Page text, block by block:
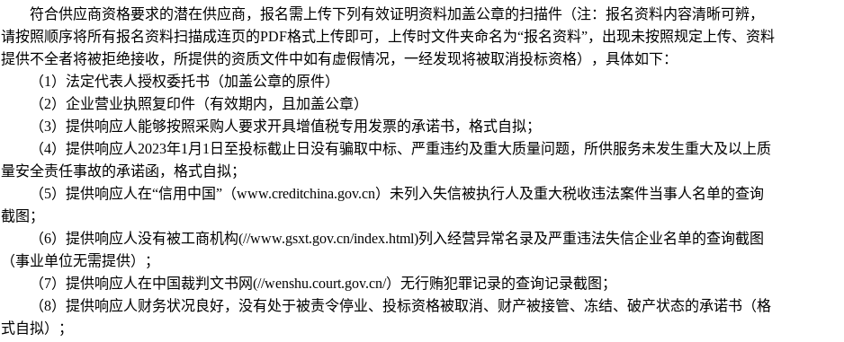
符合供应商资格要求的潜在供应商，报名需上传下列有效证明资料加盖公章的扫描件（注：报名资料内容清晰可辨，
请按照顺序将所有报名资料扫描成连页的PDF格式上传即可，上传时文件夹命名为“报名资料”，出现未按照规定上传、资料
提供不全者将被拒绝接收，所提供的资质文件中如有虚假情况，一经发现将被取消投标资格），具体如下：
（1）法定代表人授权委托书（加盖公章的原件）
（2）企业营业执照复印件（有效期内，且加盖公章）
（3）提供响应人能够按照采购人要求开具增值税专用发票的承诺书，格式自拟；
（4）提供响应人2023年1月1日至投标截止日没有骗取中标、严重违约及重大质量问题，所供服务未发生重大及以上质
量安全责任事故的承诺函，格式自拟；
（5）提供响应人在“信用中国”（www.creditchina.gov.cn）未列入失信被执行人及重大税收违法案件当事人名单的查询
截图；
（6）提供响应人没有被工商机构(//www.gsxt.gov.cn/index.html)列入经营异常名录及严重违法失信企业名单的查询截图
（事业单位无需提供）；
（7）提供响应人在中国裁判文书网(//wenshu.court.gov.cn/）无行贿犯罪记录的查询记录截图；
（8）提供响应人财务状况良好，没有处于被责令停业、投标资格被取消、财产被接管、冻结、破产状态的承诺书（格
式自拟）；